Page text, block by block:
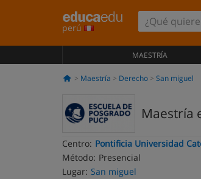
perú
MAESTRÍA
Maestría Derecho San miguel
Maestría
Centro: Pontificia Universidad
Método: Presencial
Lugar: San miguel